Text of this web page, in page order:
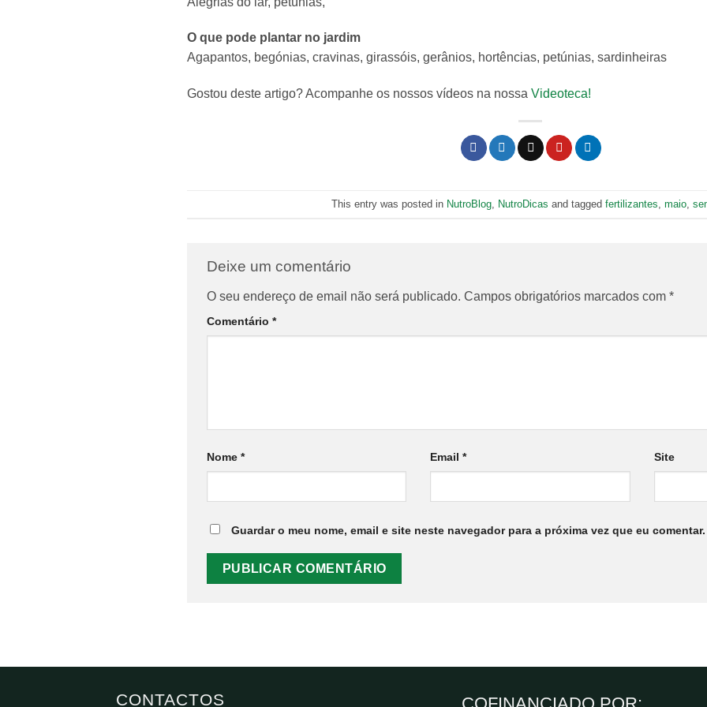
O que pode plantar no jardim
Agapantos, begónias, cravinas, girassóis, gerânios, hortências, petúnias, sardinheiras
Gostou deste artigo? Acompanhe os nossos vídeos na nossa Videoteca!
This entry was posted in NutroBlog NutroDicas and tagged fertilizantes maio
Deixe um comentário
O seu endereço de email não será publicado. Campos obrigatórios marcados com *
Comentário *
Nome * Email* Site
Guardar o meu nome, email e site neste navegador para a próxima vez que eu comentar.
CONTACTOS